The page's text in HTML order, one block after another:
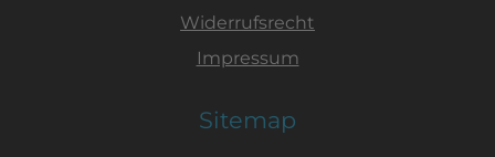
Widerrufsrecht
Impressum
Sitemap